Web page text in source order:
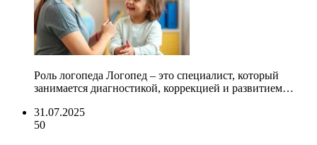
Роль логопеда Логопед – это специалист, который
занимается диагностикой, коррекцией и развитием…
31.07.2025
50